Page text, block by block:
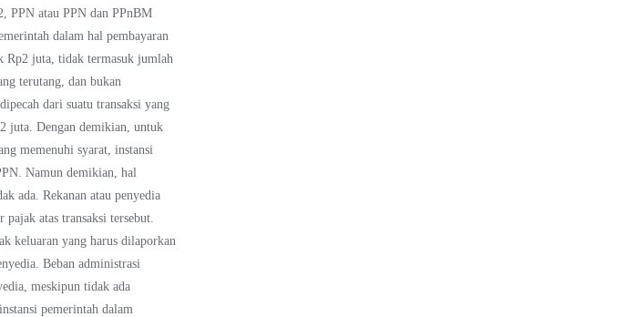
PPN atau PPN dan PPnBM
dalam hal pembayaran
Rp2 juta, tidak termasuk jumlah
terutang, dan bukan
dari suatu transaksi yang
juta. Dengan demikian, untuk
memenuhi syarat, instansi
Namun demikian, hal
ada. Rekanan atau penyedia
atas transaksi tersebut.
keluaran yang harus dilaporkan
Beban administrasi
meskipun tidak ada
pemerintah dalam